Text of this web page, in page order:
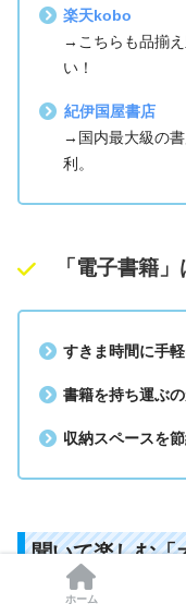
楽天kobo
→こちらも品揃
い！
紀伊国屋書店
→国内最大級の
利。
「電子書籍
すきま時間に手
書籍を持ち運ぶ
収納スペースを
聞いて楽しむ「
ホーム